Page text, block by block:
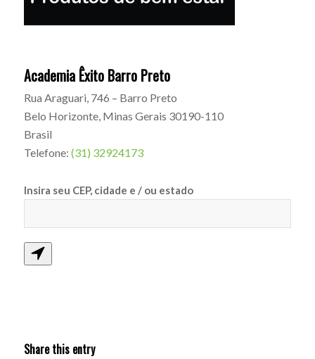
Academia Êxito Barro Preto
Rua Araguari, 746 – Barro Preto
Belo Horizonte, Minas Gerais 30190-110
Brasil
Telefone: (31) 32924173
Insira seu CEP, cidade e / ou estado
Share this entry